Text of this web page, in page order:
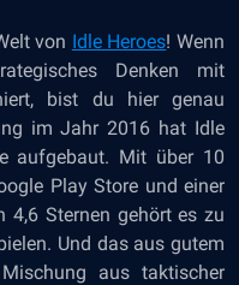
von Idle Heroes! Wenn
Denken mit
bist du hier genau
im Jahr 2016 hat Idle
aufgebaut. Mit über 10
Play Store und einer
4,6 Sternen gehört es zu
Und das aus gutem
aus taktischer